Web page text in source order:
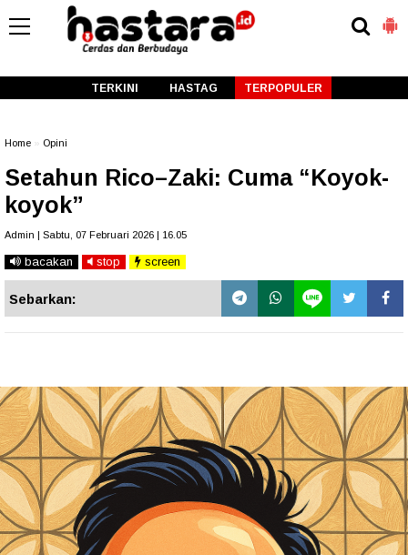
TERKINI HASTAG TERPOPULER
Home Opini
Setahun Rico–Zaki: Cuma “Koyok-
koyok”
Admin | Sabtu, 07 Februari 2026 | 16.05
bacakan stop screen
Sebarkan: